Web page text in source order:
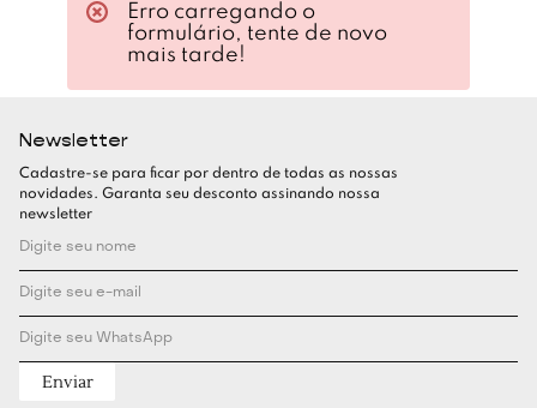
Newsletter
Cadastre-se para ficar por dentro de todas as nossas
novidades. Garanta seu desconto assinando nossa
newsletter
Enviar
Erro carregando o
formulário, tente de novo
mais tarde!